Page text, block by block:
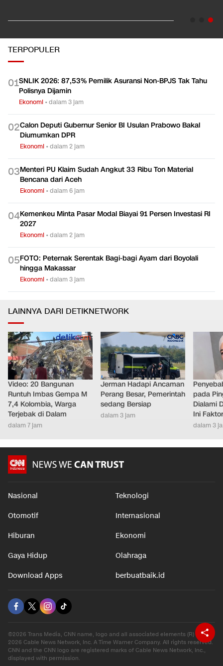
TERPOPULER
01SNLIK 2026: 87,53% Pemilik Asuransi Non-BPJS Tak Tahu
Polisnya Dijamin
Ekonomi •dalam 3 jam
02Calon Deputi Gubernur Senior BI Usulan Prabowo Bakal
Diumumkan DPR
Ekonomi •dalam 2 jam
03Menteri PU Klaim Sudah Angkut 33 Ribu Ton Material
Bencana dari Aceh
Ekonomi •dalam 6 jam
04Kemenkeu Minta Pasar Modal Biayai 91 Persen Investasi RI
2027
Ekonomi •dalam 2 jam
05FOTO: Peternak Serentak Bagi-bagi Ayam dari Boyolali
hingga Makassar
Ekonomi •dalam 3 jam
LAINNYA DARI DETIKNETWORK
Video: 20 Bangunan
Runtuh Imbas Gempa M
7,4 Kolombia, Warga
Terjebak di Dalam
dalam 7 jam
Jerman Hadapi Ancaman
Perang Besar, Pemerintah
sedang Bersiap
dalam 3 jam
pada
Dialami
Ini
dalam 3
Nasional Teknologi
Otomotif Internasional
Hiburan Ekonomi
Gaya Hidup Olahraga
Download Apps berbuatbaik.id
©2026 Trans Media, CNN name, logo and all associated elements (R) and ©
2026 Cable News Network, Inc. A Time Warner Company. All rights reserved.
CNN and the CNN logo are registered marks of Cable News Network, Inc.,
displayed with permission.